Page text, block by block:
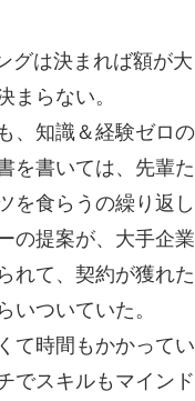
グは決まれば額が
まらない。
、知識＆経験ゼロ
を書いては、先輩
を食らうの繰り返
の提案が、大手企
れて、契約が獲れ
いついていた。
て時間もかかって
でスキルもマイン